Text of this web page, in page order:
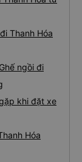
Thanh Hóa
ngồi đi
khi đặt xe
Hóa